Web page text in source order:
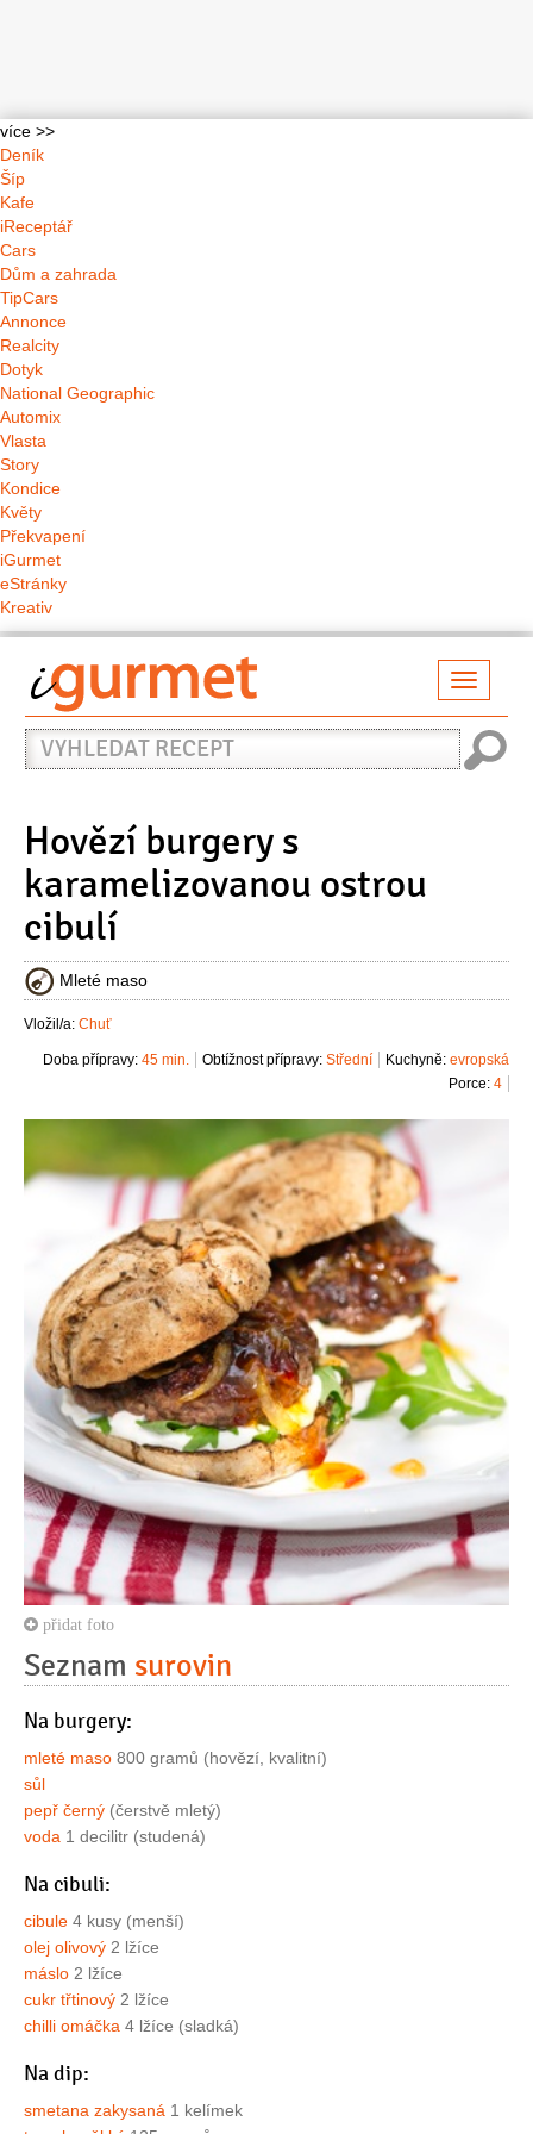
více >>
Deník
Šíp
Kafe
iReceptář
Cars
Dům a zahrada
TipCars
Annonce
Realcity
Dotyk
National Geographic
Automix
Vlasta
Story
Kondice
Květy
Překvapení
iGurmet
eStránky
Kreativ
Vyhledat
recept
Hovězí burgery s
karamelizovanou ostrou
cibulí
Mleté maso
Vložil/a: Chuť
Kuchyně: evropská
Obtížnost přípravy: Střední
Doba přípravy: 45 min.
Porce: 4
přidat foto
Seznam surovin
Na burgery:
mleté maso 800 gramů (hovězí, kvalitní)
sůl
pepř černý (čerstvě mletý)
voda 1 decilitr (studená)
Na cibuli:
cibule 4 kusy (menší)
olej olivový 2 lžíce
máslo 2 lžíce
cukr třtinový 2 lžíce
chilli omáčka 4 lžíce (sladká)
Na dip:
smetana zakysaná 1 kelímek